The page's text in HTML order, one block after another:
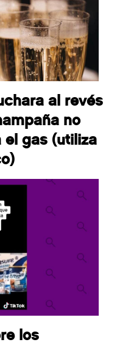
al revés
no
gas (utiliza
los